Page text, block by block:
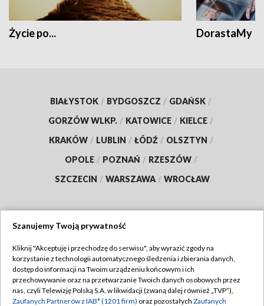
Życie po... DorastaMy
BIAŁYSTOK / BYDGOSZCZ / GDAŃSK /
GORZÓW WLKP. / KATOWICE / KIELCE /
KRAKÓW / LUBLIN / ŁÓDŹ / OLSZTYN /
OPOLE / POZNAŃ / RZESZÓW /
SZCZECIN / WARSZAWA / WROCŁAW
TVP
Abonament TVP
Emisja w TVP
Regulamin TVP
Polityka prywatności
Szanujemy Twoją prywatność
Kliknij "Akceptuję i przechodzę do serwisu", aby wyrazić zgody na
korzystanie z technologii automatycznego śledzenia i zbierania danych,
dostęp do informacji na Twoim urządzeniu końcowym i ich
przechowywanie oraz na przetwarzanie Twoich danych osobowych przez
nas, czyli Telewizję Polską S.A. w likwidacji (zwaną dalej również „TVP”),
Zaufanych Partnerów z IAB* (1201 firm) oraz pozostałych Zaufanych